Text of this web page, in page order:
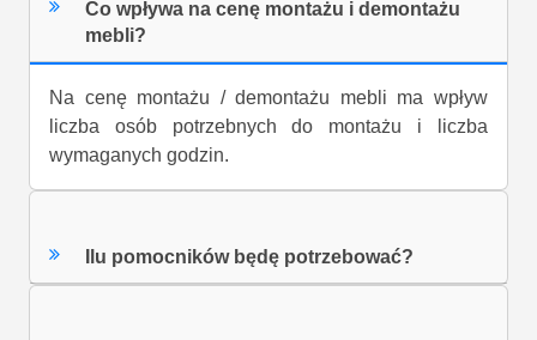
Co wpływa na cenę montażu i demontażu
mebli?
Na cenę montażu / demontażu mebli ma wpływ
liczba osób potrzebnych do montażu i liczba
wymaganych godzin.
Ilu pomocników będę potrzebować?